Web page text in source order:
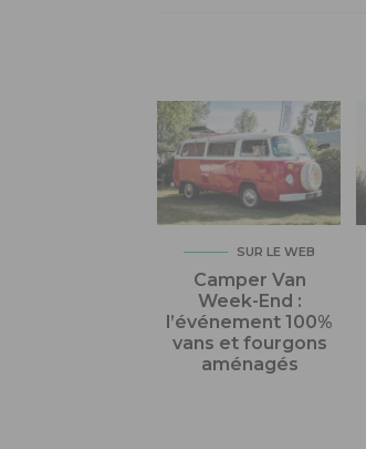
SUR LE WEB
Camper Van
Week-End :
l’événement 100%
vans et fourgons
aménagés